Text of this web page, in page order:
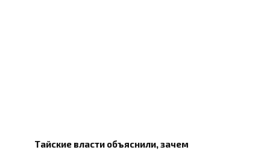
Тайские власти объяснили, зачем